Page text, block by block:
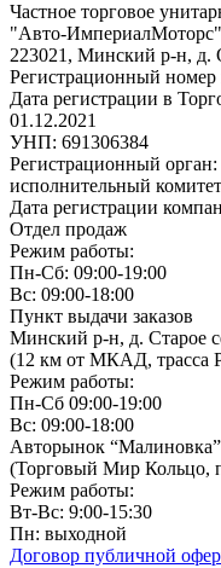
Частное торговое
"Авто-ИмпериалМоторс"
223021, Минский р-н, д.
Регистрационный номер
Дата регистрации в
01.12.2021
УНП: 691306384
Регистрационный
исполнительный комитет
Дата регистрации
Отдел продаж
Режим работы:
Пн-Сб: 09:00-19:00
Вс: 09:00-18:00
Пункт выдачи заказов
Минский р-н, д. Старое
(12 км от МКАД, трасса
Режим работы:
Пн-Сб 09:00-19:00
Вс: 09:00-18:00
Авторынок “Малиновка”
(Торговый Мир Кольцо,
Режим работы:
Вт-Вс: 9:00-15:30
Пн: выходной
Договор публичной